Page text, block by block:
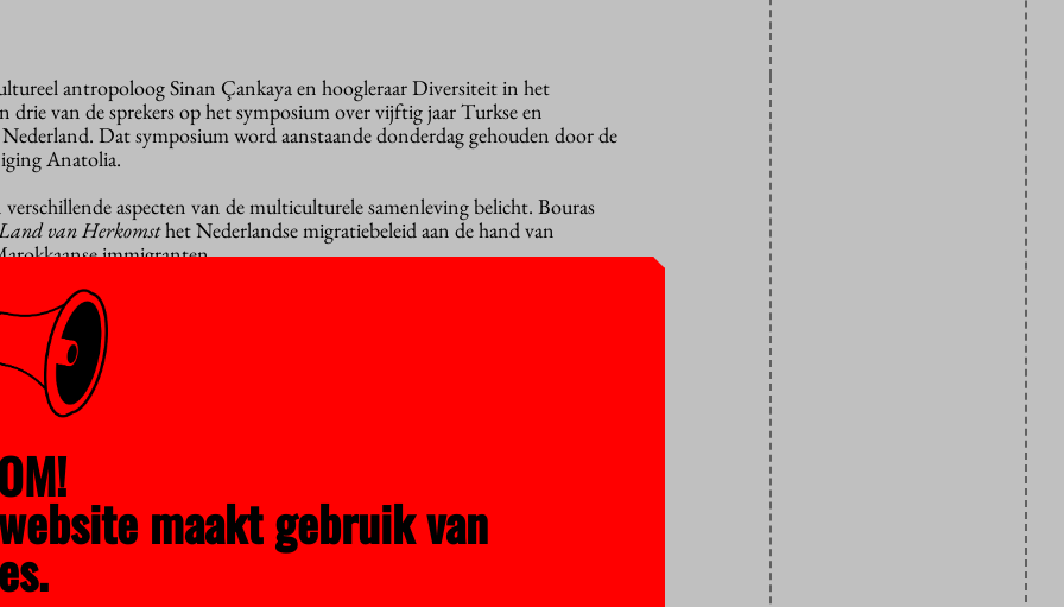
antropoloog Sinan Çankaya en hoogleraar Diversiteit in het
van de sprekers op het symposium over vijftig jaar Turkse en
Dat symposium word aanstaande donderdag gehouden door de
Anatolia.
aspecten van de multiculturele samenleving belicht. Bouras
van Herkomsthet Nederlandse migratiebeleid aan de hand van
immigranten.
diversiteitsbeleid. Hij schreef onder andere
discriminatie door de politie. Crul schreef onder meer
van Turks- en Marokkaans-Nederlandse scholieren.
van de politieke partij NIDA Rotterdam, en naast de drie geleerden
Yilmaz en kunstenaar Abdelkarim El-Fassi, bekend van de film
van 18.30 – 22.00 uur in KC-07 (de ‘vissekom’) en u moet zich
maakt gebruik van